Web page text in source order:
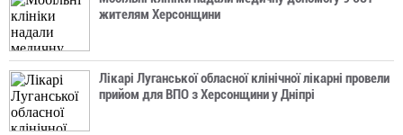
жителям Херсонщини
Лікарі Луганської обласної клінічної лікарні провели
прийом для ВПО з Херсонщини у Дніпрі